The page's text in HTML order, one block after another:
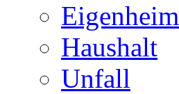
Eigenheim
Haushalt
Unfall